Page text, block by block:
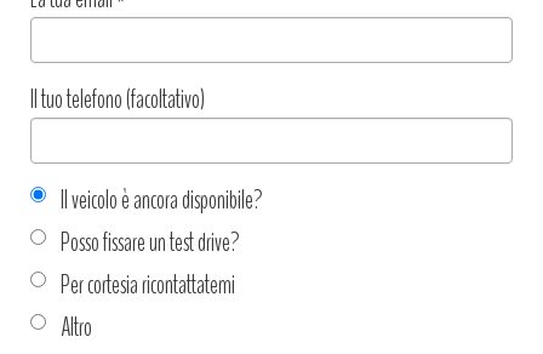
Il tuo telefono (facoltativo)
Il veicolo è ancora disponibile?
Posso fissare un test drive?
Per cortesia ricontattatemi
Altro